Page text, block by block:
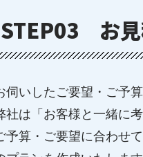
STEP03 お見
伺いしたご要望・ご予
社は「お客様と一緒に
予算・ご要望に合わせ